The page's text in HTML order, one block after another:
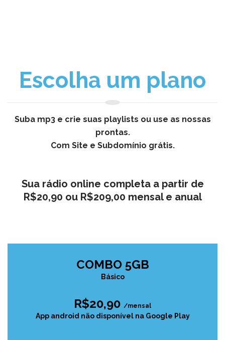
Escolha um plano
Suba mp3 e crie suas playlists ou use as nossas
prontas.
Com Site e Subdomínio grátis.
Sua rádio online completa a partir de
R$20,90 ou R$209,00 mensal e anual
COMBO 5GB
Básico
R$20,90 /mensal
App android não disponível na Google Play